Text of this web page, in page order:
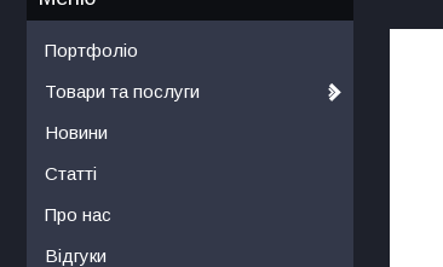
Портфоліо
Товари та послуги
Новини
Статті
Про нас
Відгуки